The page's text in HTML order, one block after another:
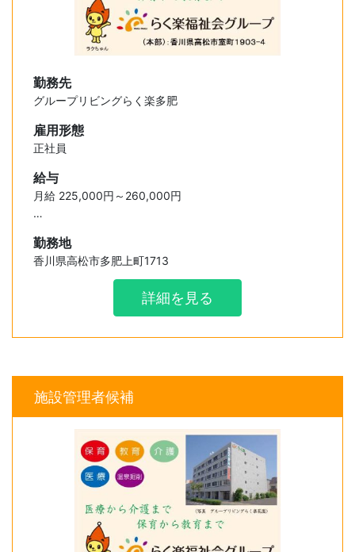
勤務先
グループリビングらく楽多肥
雇用形態
正社員
給与
月給 225,000円～260,000円
基本給 160,000円～180,000円
資格手当 10,000円
業務手当 25,000円～30,000円
特別手当 30,000円～40,000円
勤務地
香川県高松市多肥上町1713
詳細を見る
施設管理者候補